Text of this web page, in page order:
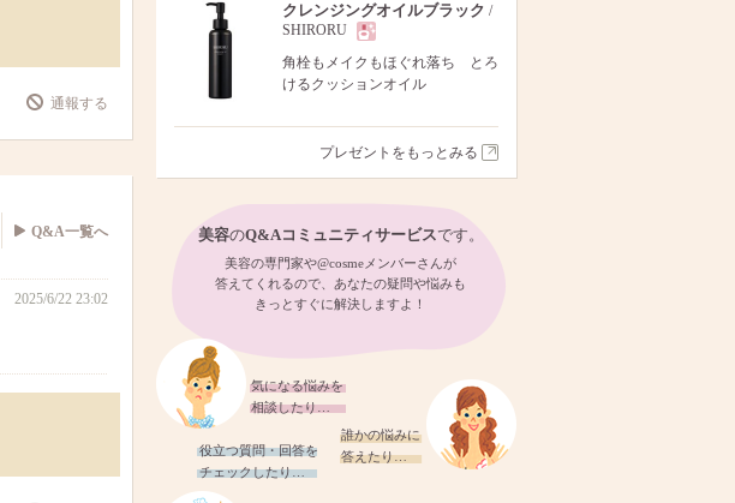
通報する
Q&A一覧へ
2025/6/22 23:02
クレンジングオイルブラック /
SHIRORU
現
品
角栓もメイクもほぐれ落ち とろ
けるクッションオイル
プレゼントをもっとみる
美容のQ&Aコミュニティサービスです。
美容の専門家や@cosmeメンバーさんが
答えてくれるので、あなたの疑問や悩みも
きっとすぐに解決しますよ！
気になる悩みを
相談したり…
誰かの悩みに
答えたり…
役立つ質問・回答を
チェックしたり…